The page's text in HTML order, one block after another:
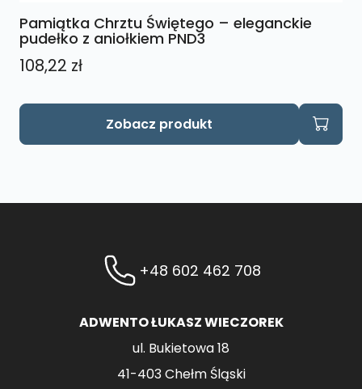
Pamiątka Chrztu Świętego – eleganckie
pudełko z aniołkiem PND3
108,22 zł
Zobacz produkt
+48 602 462 708
ADWENTO ŁUKASZ WIECZOREK
ul. Bukietowa 18
41-403 Chełm Śląski